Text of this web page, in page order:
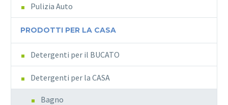
Pulizia Auto
PRODOTTI PER LA CASA
Detergenti per il BUCATO
Detergenti per la CASA
Bagno